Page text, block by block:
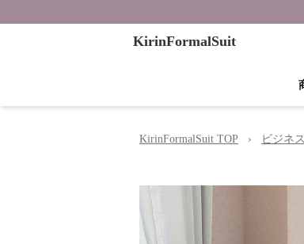
KirinFormalSuit
KirinFormalSuit TOP › ビジネ